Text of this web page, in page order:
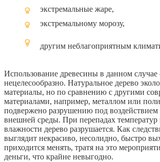
экстремальные жаре,
экстремальному морозу,
другим неблагоприятным
Использование древесины в данном
нецелесообразно. Натуральное дерево
материалы, но по сравнению с другими
материалами, например, металлом или
подвержено разрушению под воздействием
внешней среды. При перепадах
влажности дерево разрушается. Как
выглядит некрасиво, несолидно, быстро
приходится менять, тратя на это
деньги, что крайне невыгодно.